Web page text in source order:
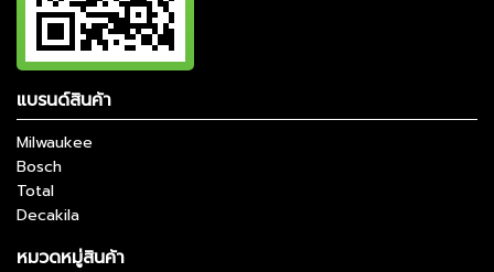
แบรนด์สินค้า
Milwaukee
Bosch
Total
Decakila
หมวดหมู่สินค้า